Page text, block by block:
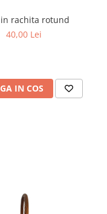
rachita rotund
40,00 Lei
IN COS